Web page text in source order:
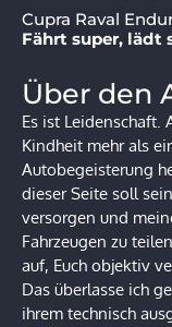
Cupra Raval
Fährt super, lädt
Über den
Es ist Leidenschaft.
Kindheit mehr als
Autobegeisterung
dieser Seite soll
versorgen und
Fahrzeugen zu
auf, Euch objektiv
Das überlasse ich
ihrem technisch